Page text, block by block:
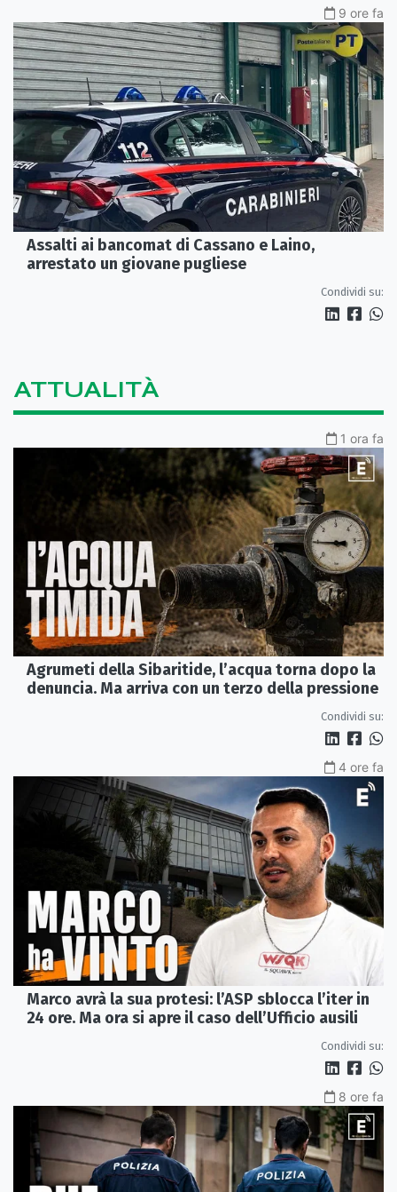
9 ore fa
Assalti ai bancomat di Cassano e Laino,
arrestato un giovane pugliese
Condividi su:
ATTUALITÀ
1 ora fa
Agrumeti della Sibaritide, l’acqua torna dopo la
denuncia. Ma arriva con un terzo della pressione
Condividi su:
4 ore fa
Marco avrà la sua protesi: l’ASP sblocca l’iter in
24 ore. Ma ora si apre il caso dell’Ufficio ausili
Condividi su:
8 ore fa